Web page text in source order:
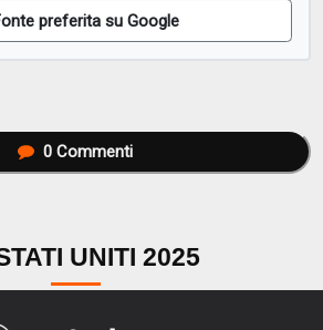
preferita su Google
0Commenti
UNITI 2025